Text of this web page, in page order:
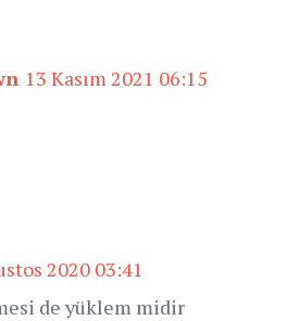
13 Kasım 2021 06:15
2020 03:41
de yüklem midir